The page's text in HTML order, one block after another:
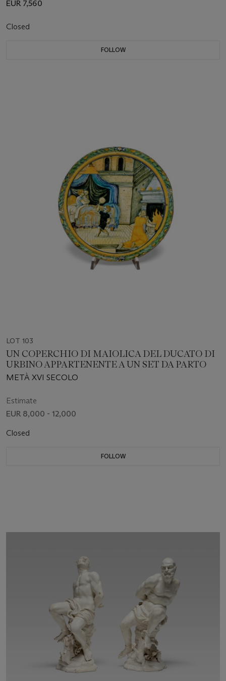
EUR 7,560
Closed
FOLLOW
LOT 103
UN COPERCHIO DI MAIOLICA DEL DUCATO DI
URBINO APPARTENENTE A UN SET DA PARTO
METÀ XVI SECOLO
Estimate
EUR 8,000 - 12,000
Closed
FOLLOW